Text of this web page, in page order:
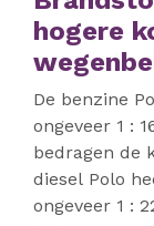
hogere
De benzine
ongeveer 1 :
bedragen de
diesel Polo
ongeveer 1 :